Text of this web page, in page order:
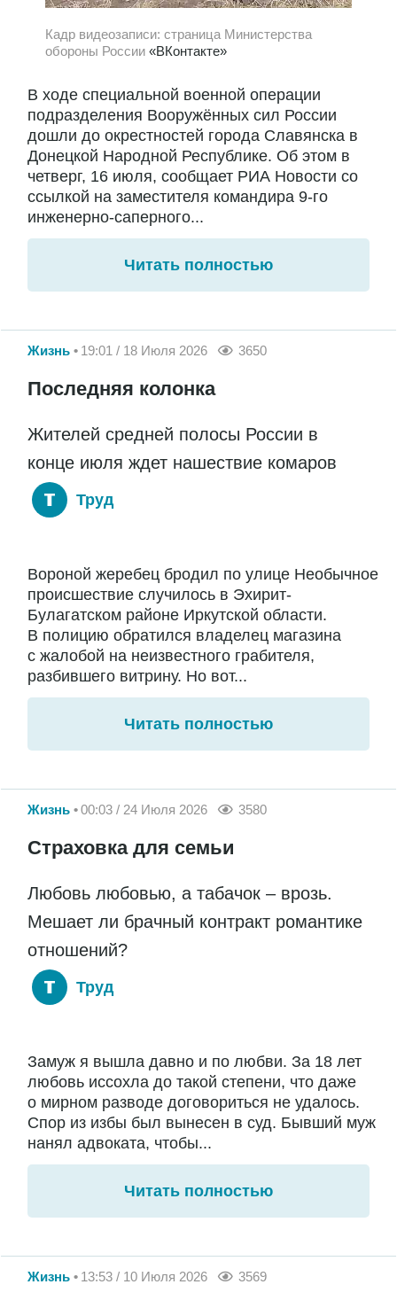
Кадр видеозаписи: страница Министерства
обороны России «ВКонтакте»
В ходе специальной военной операции
подразделения Вооружённых сил России
дошли до окрестностей города Славянска в
Донецкой Народной Республике. Об этом в
четверг, 16 июля, сообщает РИА Новости со
ссылкой на заместителя командира 9-го
инженерно-саперного...
Читать полностью
Жизнь 19:01 / 18 Июля 2026 3650
Последняя колонка
Жителей средней полосы России в
конце июля ждет нашествие комаров
Труд
Вороной жеребец бродил по улице Необычное
происшествие случилось в Эхирит-
Булагатском районе Иркутской области.
В полицию обратился владелец магазина
с жалобой на неизвестного грабителя,
разбившего витрину. Но вот...
Читать полностью
Жизнь 00:03 / 24 Июля 2026 3580
Страховка для семьи
Любовь любовью, а табачок – врозь.
Мешает ли брачный контракт романтике
отношений?
Труд
Замуж я вышла давно и по любви. За 18 лет
любовь иссохла до такой степени, что даже
о мирном разводе договориться не удалось.
Спор из избы был вынесен в суд. Бывший муж
нанял адвоката, чтобы...
Читать полностью
Жизнь 13:53 / 10 Июля 2026 3569